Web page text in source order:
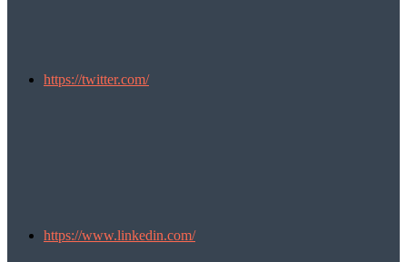
https://twitter.com/
https://www.linkedin.com/